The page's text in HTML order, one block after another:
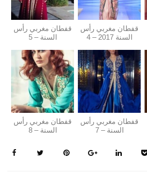
قفطان مغربي رأس
السنة 2017 – 4
قفطان مغربي رأس
السنة – 5
قفطان مغربي رأس
السنة – 7
قفطان مغربي رأس
السنة – 8